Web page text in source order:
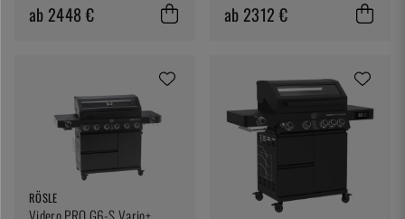
ab 2448 € ab 2312 €
RÖSLE
Videro PRO G6-S Vario+